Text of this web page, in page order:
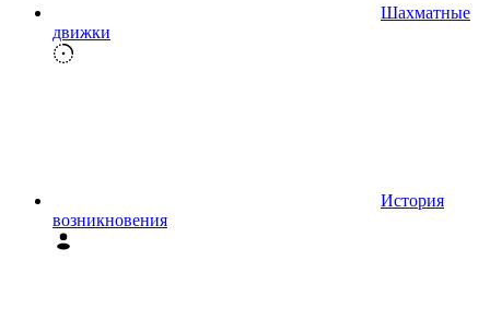
Шахматные
движки
История
возникновения